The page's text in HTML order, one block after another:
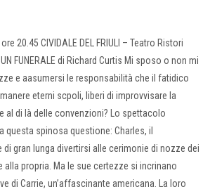
ore 20.45 CIVIDALE DEL FRIULI – Teatro Ristori
UN FUNERALE di Richard Curtis Mi sposo o non mi
e aasumersi le responsabilità che il fatidico
eterni scpoli, liberi di improvvisare la
al di là delle convenzioni? Lo spettacolo
questa spinosa questione: Charles, il
gran lunga divertirsi alle cerimonie di nozze dei
propria. Ma le sue certezze si incrinano
di Carrie, un’affascinante americana. La loro